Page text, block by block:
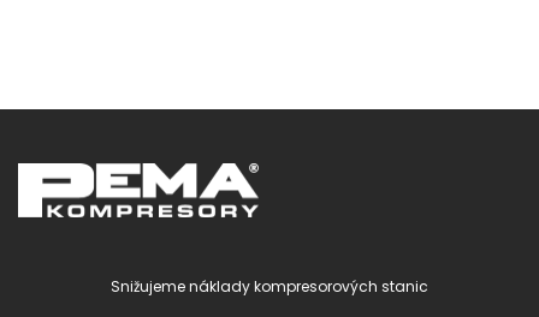
Snižujeme náklady kompresorových stanic